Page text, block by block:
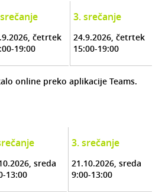
četrtek
19:00
3. srečanje
24.9.2026, četrtek
15:00-19:00
online preko aplikacije Teams.
sreda
13:00
3. srečanje
21.10.2026, sreda
9:00-13:00